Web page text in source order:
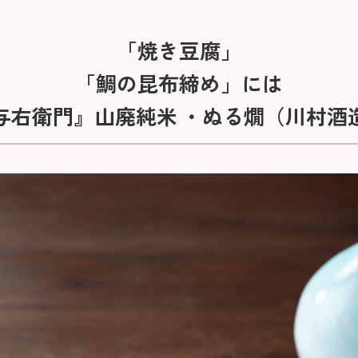
「焼き豆腐」
「鯛の昆布締め」には
右衛門』山廃純米 ・ぬる燗（川村酒